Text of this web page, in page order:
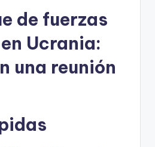
de fuerzas
Ucrania:
una reunión